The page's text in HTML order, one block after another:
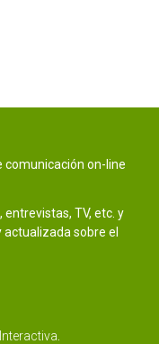
comunicación on-line
TV, etc. y
sobre el